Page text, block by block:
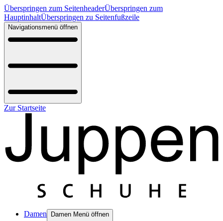
Überspringen zum SeitenheaderÜberspringen zum
HauptinhaltÜberspringen zu Seitenfußzeile
Navigationsmenü öffnen
Zur Startseite
Damen Damen Menü öffnen